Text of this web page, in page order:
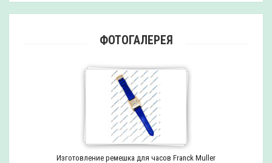
ФОТОГАЛЕРЕЯ
Изготовление ремешка для часов Franck Muller